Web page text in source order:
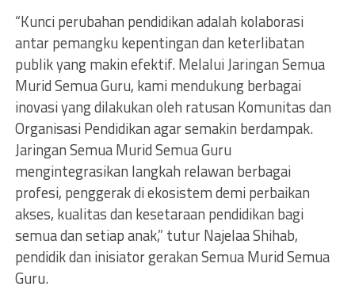
“Kunci perubahan pendidikan adalah kolaborasi
antar pemangku kepentingan dan keterlibatan
publik yang makin efektif. Melalui Jaringan Semua
Murid Semua Guru, kami mendukung berbagai
inovasi yang dilakukan oleh ratusan Komunitas dan
Organisasi Pendidikan agar semakin berdampak.
Jaringan Semua Murid Semua Guru
mengintegrasikan langkah relawan berbagai
profesi, penggerak di ekosistem demi perbaikan
akses, kualitas dan kesetaraan pendidikan bagi
semua dan setiap anak,” tutur Najelaa Shihab,
pendidik dan inisiator gerakan Semua Murid Semua
Guru.